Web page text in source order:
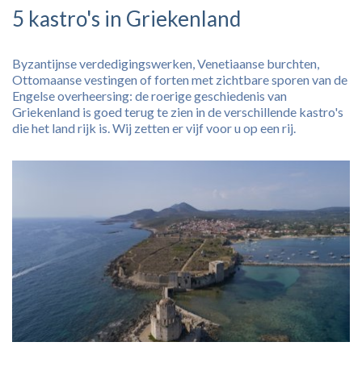
5 kastro's in Griekenland
Byzantijnse verdedigingswerken, Venetiaanse burchten,
Ottomaanse vestingen of forten met zichtbare sporen van de
Engelse overheersing: de roerige geschiedenis van
Griekenland is goed terug te zien in de verschillende kastro's
die het land rijk is. Wij zetten er vijf voor u op een rij.